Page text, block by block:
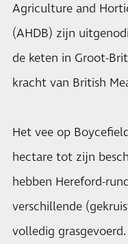
Agriculture and
(AHDB) zijn
de keten in Groot-
kracht van British
Het vee op
hectare tot zijn
hebben Hereford-
verschillende
volledig